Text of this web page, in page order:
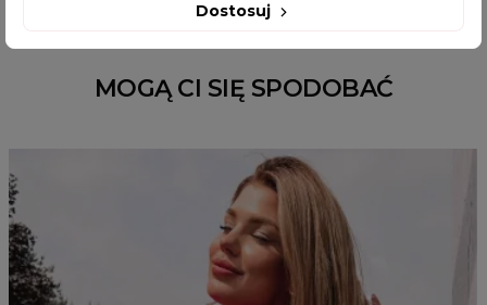
MOGĄ CI SIĘ SPODOBAĆ
Dostosuj